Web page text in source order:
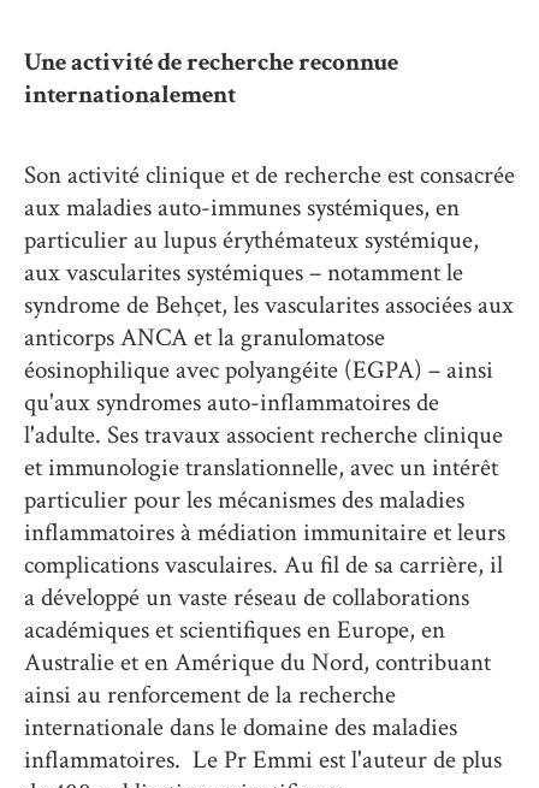
Une activité de recherche reconnue
internationalement
Son activité clinique et de recherche est consacrée
aux maladies auto-immunes systémiques, en
particulier au lupus érythémateux systémique,
aux vascularites systémiques – notamment le
syndrome de Behçet, les vascularites associées aux
anticorps ANCA et la granulomatose
éosinophilique avec polyangéite (EGPA) – ainsi
qu'aux syndromes auto-inflammatoires de
l'adulte. Ses travaux associent recherche clinique
et immunologie translationnelle, avec un intérêt
particulier pour les mécanismes des maladies
inflammatoires à médiation immunitaire et leurs
complications vasculaires. Au fil de sa carrière, il
a développé un vaste réseau de collaborations
académiques et scientifiques en Europe, en
Australie et en Amérique du Nord, contribuant
ainsi au renforcement de la recherche
internationale dans le domaine des maladies
inflammatoires. Le Pr Emmi est l'auteur de plus